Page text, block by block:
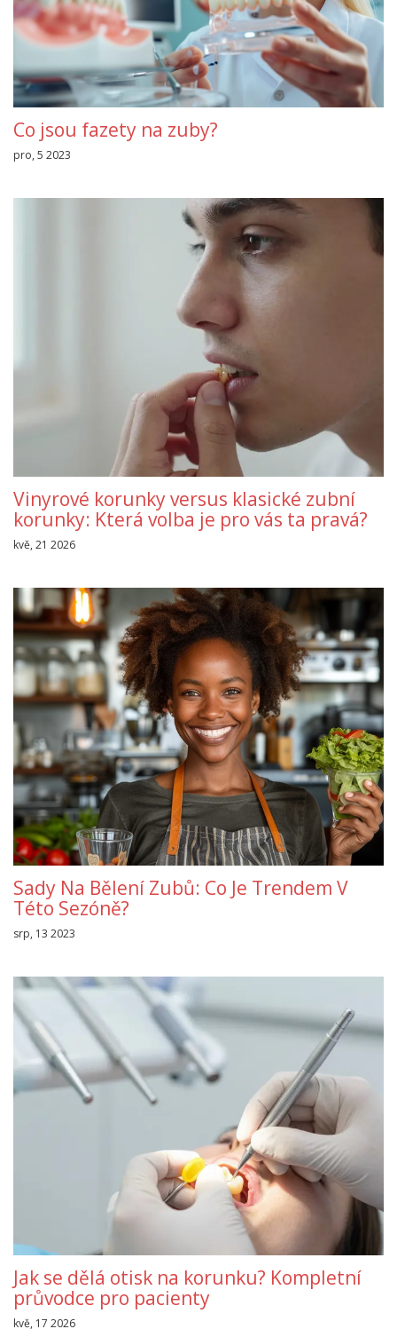
Co jsou fazety na zuby?
pro, 5 2023
Vinyrové korunky versus klasické zubní
korunky: Která volba je pro vás ta pravá?
kvě, 21 2026
Sady Na Bělení Zubů: Co Je Trendem V
Této Sezóně?
srp, 13 2023
Jak se dělá otisk na korunku? Kompletní
průvodce pro pacienty
kvě, 17 2026